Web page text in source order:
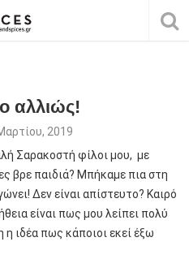
αλλιώς!
2019
Σαρακοστή φίλοι μου, με
βρε παιδιά? Μπήκαμε πια στη
Δεν είναι απίστευτο? Καιρό
είναι πως μου λείπει πολύ
ιδέα πως κάποιοι εκεί έξω